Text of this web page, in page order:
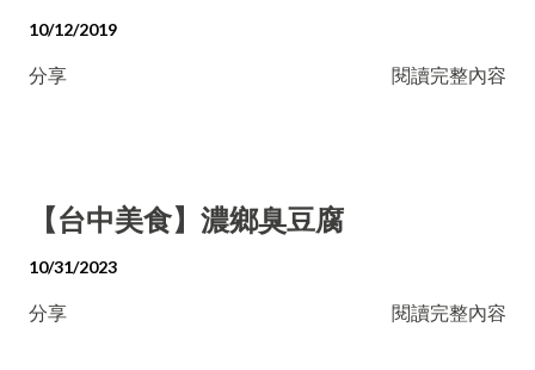
10/12/2019
分享 閱讀完整內容
【台中美食】濃鄉臭豆腐
10/31/2023
分享 閱讀完整內容